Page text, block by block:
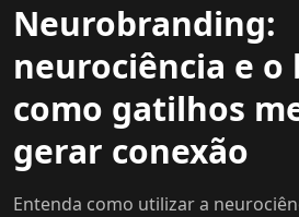
Neurobranding:
neurociência e o
como gatilhos
gerar conexão
Entenda como utilizar a